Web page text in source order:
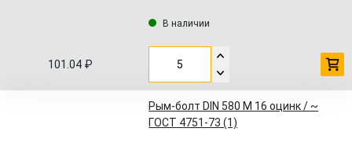
В наличии
101.04 ₽
Рым-болт DIN 580 M 16 оцинк / ~
ГОСТ 4751-73 (1)